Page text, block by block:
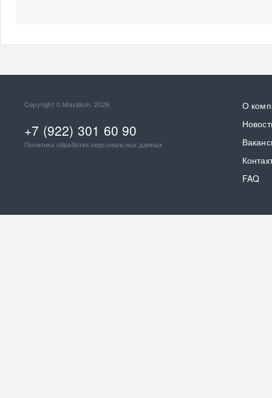
Copyright © Maxidom. 2026
+7 (922) 301 60 90
Политика обработки персональных данных
О
FAQ